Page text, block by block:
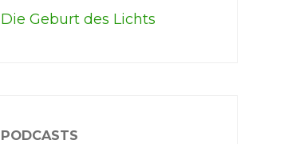
Die Geburt des Lichts
PODCASTS